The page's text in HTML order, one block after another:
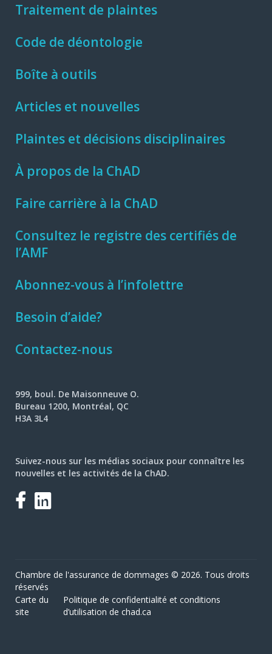
Traitement de plaintes
Code de déontologie
Boîte à outils
Articles et nouvelles
Plaintes et décisions disciplinaires
À propos de la ChAD
Faire carrière à la ChAD
Consultez le registre des certifiés de
l’AMF
Abonnez-vous à l’infolettre
Besoin d’aide?
Contactez-nous
999, boul. De Maisonneuve O.
Bureau 1200, Montréal, QC
H3A 3L4
Suivez-nous sur les médias sociaux pour connaître les
nouvelles et les activités de la ChAD.
Facebook
LinkedIn
Chambre de l'assurance de dommages © 2026. Tous droits
réservés
Carte du
site
Politique de confidentialité et conditions
d’utilisation de chad.ca